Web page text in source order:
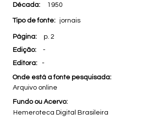
Década:
1950
Tipo de fonte: jornais
Página:
p. 2
Edição:
-
Editora:
-
Onde está a fonte pesquisada:
Arquivo online
Fundo ou Acervo:
Hemeroteca Digital Brasileira